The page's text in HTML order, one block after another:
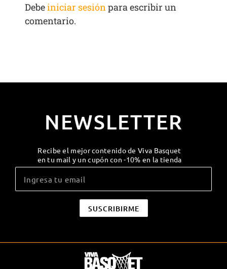
Debeiniciar sesiónpara escribir un
comentario.
NEWSLETTER
Recibe el mejor contenido de Viva Basquet
en tu mail y un cupón con -10% en la tienda